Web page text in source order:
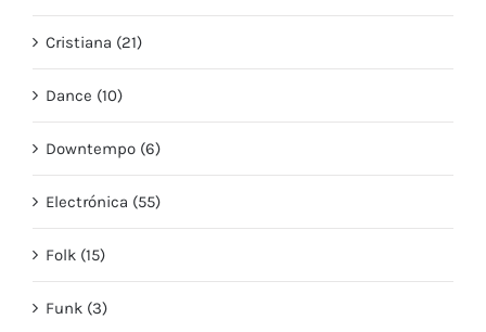
Cristiana (21)
Dance (10)
Downtempo (6)
Electrónica (55)
Folk (15)
Funk (3)